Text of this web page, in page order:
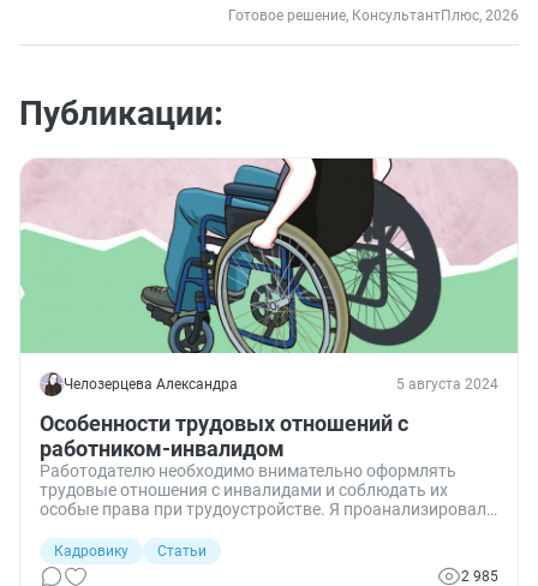
Готовое решение, КонсультантПлюс, 2026
Публикации:
Челозерцева Александра 5 августа 2024
Особенности трудовых отношений с
работником-инвалидом
Работодателю необходимо внимательно оформлять
трудовые отношения с инвалидами и соблюдать их
особые права при трудоустройстве. Я проанализировала
предусмотрены законом в отношении трудовых прав
инвалидов.
Кадровику
Статьи
2 985